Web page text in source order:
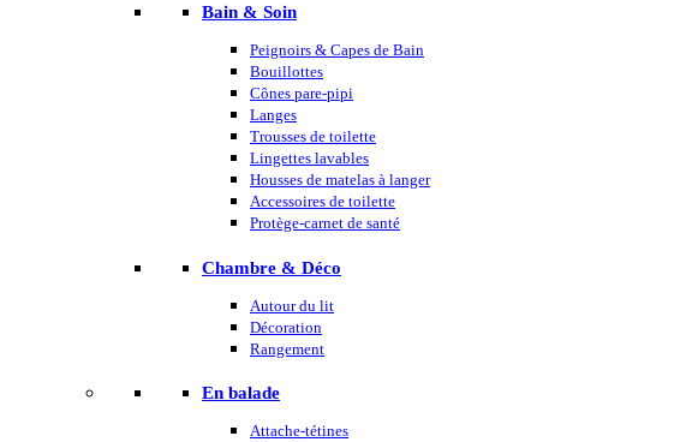
Bain & Soin
Peignoirs & Capes de Bain
Bouillottes
Cônes pare-pipi
Langes
Trousses de toilette
Lingettes lavables
Housses de matelas à langer
Accessoires de toilette
Protège-carnet de santé
Chambre & Déco
Autour du lit
Décoration
Rangement
En balade
Attache-tétines